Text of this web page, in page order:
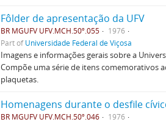
Fôlder de apresentação da UFV
BR MGUFV UFV.MCH.50º.055
1976
Part ofUniversidade Federal de Viçosa
Imagens e informações gerais sobre a
Compõe uma série de itens comemorativos
plaquetas.
Homenagens durante o desfile
BR MGUFV UFV.MCH.50º.046
1976